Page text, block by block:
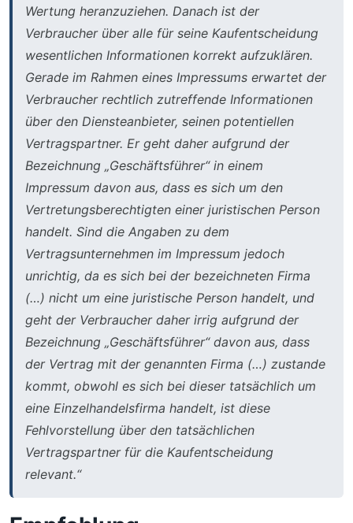
Wertung heranzuziehen. Danach ist der
Verbraucher über alle für seine Kaufentscheidung
wesentlichen Informationen korrekt aufzuklären.
Gerade im Rahmen eines Impressums erwartet der
Verbraucher rechtlich zutreffende Informationen
über den Diensteanbieter, seinen potentiellen
Vertragspartner. Er geht daher aufgrund der
Bezeichnung „Geschäftsführer“ in einem
Impressum davon aus, dass es sich um den
Vertretungsberechtigten einer juristischen Person
handelt. Sind die Angaben zu dem
Vertragsunternehmen im Impressum jedoch
unrichtig, da es sich bei der bezeichneten Firma
(…) nicht um eine juristische Person handelt, und
geht der Verbraucher daher irrig aufgrund der
Bezeichnung „Geschäftsführer“ davon aus, dass
der Vertrag mit der genannten Firma (…) zustande
kommt, obwohl es sich bei dieser tatsächlich um
eine Einzelhandelsfirma handelt, ist diese
Fehlvorstellung über den tatsächlichen
Vertragspartner für die Kaufentscheidung
relevant.“